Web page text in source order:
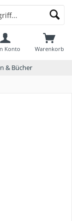
& Bücher
Warenkorb
Konto